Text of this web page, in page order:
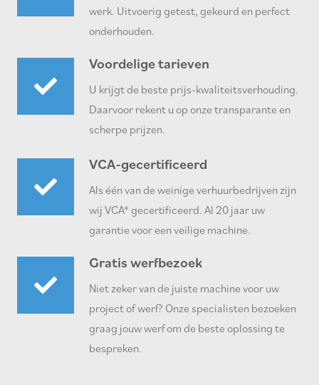
werk. Uitvoerig getest, gekeurd en perfect
onderhouden.
Voordelige tarieven
U krijgt de beste prijs-kwaliteitsverhouding.
Daarvoor rekent u op onze transparante en
scherpe prijzen.
VCA-gecertificeerd
Als één van de weinige verhuurbedrijven zijn
wij VCA* gecertificeerd. Al 20 jaar uw
garantie voor een veilige machine.
Gratis werfbezoek
Niet zeker van de juiste machine voor uw
project of werf? Onze specialisten bezoeken
graag jouw werf om de beste oplossing te
bespreken.